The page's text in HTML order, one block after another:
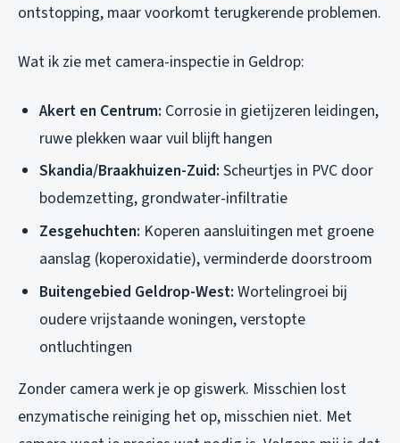
ontstopping, maar voorkomt terugkerende problemen.
Wat ik zie met camera-inspectie in Geldrop:
Akert en Centrum: Corrosie in gietijzeren leidingen,
ruwe plekken waar vuil blijft hangen
Skandia/Braakhuizen-Zuid: Scheurtjes in PVC door
bodemzetting, grondwater-infiltratie
Zesgehuchten: Koperen aansluitingen met groene
aanslag (koperoxidatie), verminderde doorstroom
Buitengebied Geldrop-West: Wortelingroei bij
oudere vrijstaande woningen, verstopte
ontluchtingen
Zonder camera werk je op giswerk. Misschien lost
enzymatische reiniging het op, misschien niet. Met